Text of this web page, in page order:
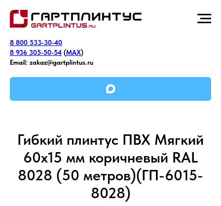
8 800 533-30-40
8 936 305-50-54 (MAX)
Email: zakaz@gartplintus.ru
Гибкий плинтус ПВХ Мягкий
60х15 мм коричневый RAL
8028 (50 метров)(ГП-6015-
8028)